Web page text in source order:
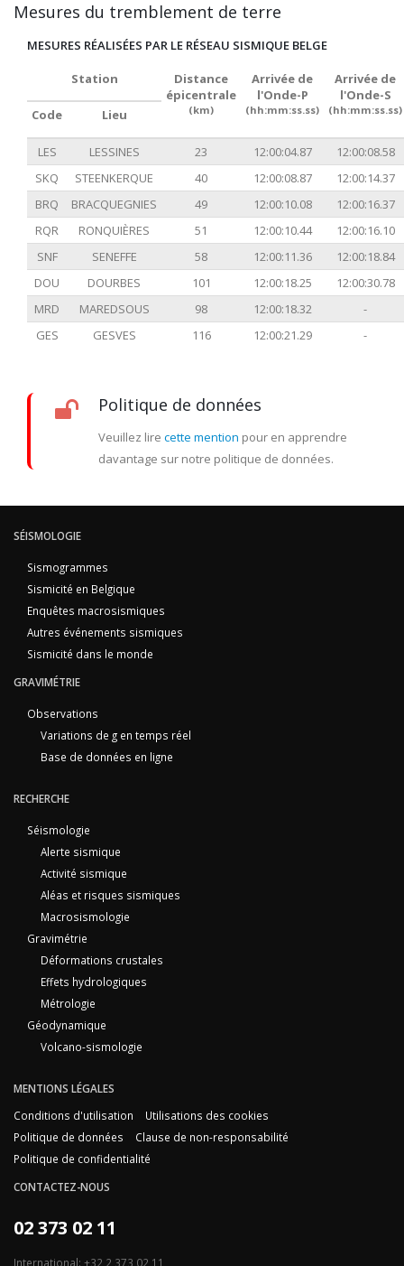
Mesures du tremblement de terre
MESURES RÉALISÉES PAR LE RÉSEAU SISMIQUE BELGE
Station
Distance
épicentrale
(km)
Arrivée de
l'Onde-P
(hh:mm:ss.ss)
Arrivée de
l'Onde-S
(hh:mm:ss.ss)
Code Lieu
LES LESSINES 23 12:00:04.87
12:00:08.58
SKQ
STEENKERQUE 40 12:00:08.87
12:00:14.37
BRQ
BRACQUEGNIES 49 12:00:10.08
12:00:16.37
RQR
RONQUIÈRES 51 12:00:10.44
12:00:16.10
SNF
SENEFFE 58 12:00:11.36
12:00:18.84
DOU
DOURBES 101 12:00:18.25
12:00:30.78
MRD
MAREDSOUS 98 12:00:18.32
-
GES
GESVES 116 12:00:21.29 -
Politique de données
Veuillez lire cette mention pour en apprendre
davantage sur notre politique de données.
SÉISMOLOGIE
Sismogrammes
Sismicité en Belgique
Enquêtes macrosismiques
Autres événements sismiques
Sismicité dans le monde
GRAVIMÉTRIE
Observations
Variations de g en temps réel
Base de données en ligne
RECHERCHE
Séismologie
Alerte sismique
Activité sismique
Aléas et risques sismiques
Macrosismologie
Gravimétrie
Déformations crustales
Effets hydrologiques
Métrologie
Géodynamique
Volcano-sismologie
MENTIONS LÉGALES
Conditions d'utilisation
Utilisations des cookies
Politique de données
Clause de non-responsabilité
Politique de confidentialité
CONTACTEZ-NOUS
02 373 02 11
International: +32 2 373 02 11